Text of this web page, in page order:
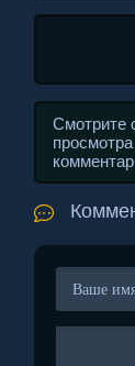
Смотрите